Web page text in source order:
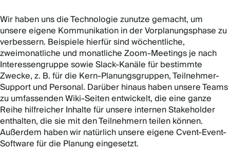
Wir haben uns die Technologie zunutze gemacht, um
unsere eigene Kommunikation in der Vorplanungsphase zu
verbessern. Beispiele hierfür sind wöchentliche,
zweimonatliche und monatliche Zoom-Meetings je nach
Interessengruppe sowie Slack-Kanäle für bestimmte
Zwecke, z. B. für die Kern-Planungsgruppen, Teilnehmer-
Support und Personal. Darüber hinaus haben unsere Teams
zu umfassenden Wiki-Seiten entwickelt, die eine ganze
Reihe hilfreicher Inhalte für unsere internen Stakeholder
enthalten, die sie mit den Teilnehmern teilen können.
Außerdem haben wir natürlich unsere eigene Cvent-Event-
Software für die Planung eingesetzt.